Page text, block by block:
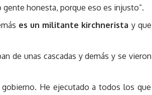
honesta, porque eso es injusto”.
es un militante kirchnerista y que
de unas cascadas y demás y se vieron
He ejecutado a todos los que